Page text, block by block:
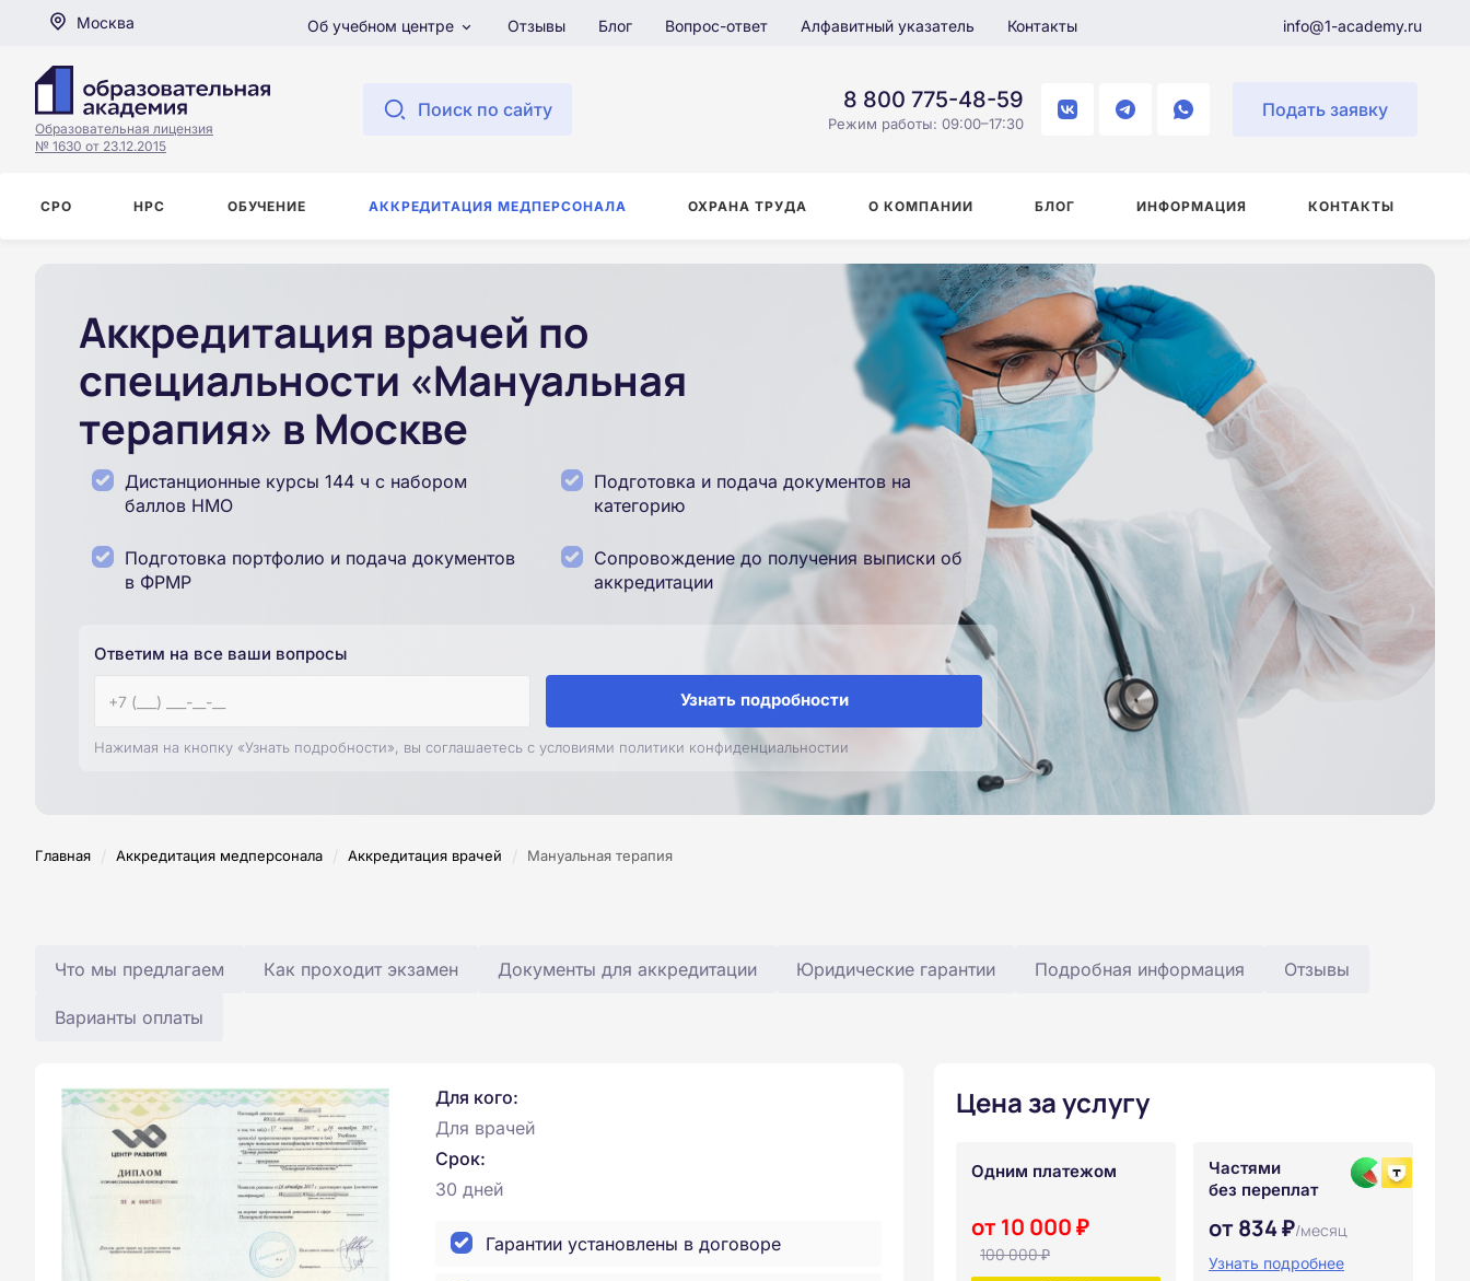
Москва Об учебном центре Отзывы Блог Вопрос-ответ Алфавитный указатель Контакты info@1-academy.ru
Образовательная лицензия
№ 1630 от 23.12.2015
Поиск по сайту 8 800 775-48-59
Режим работы: 09:00–17:30
Подать заявку
СРО НРС ОБУЧЕНИЕ АККРЕДИТАЦИЯ МЕДПЕРСОНАЛА ОХРАНА ТРУДА О КОМПАНИИ БЛОГ ИНФОРМАЦИЯ КОНТАКТЫ
Аккредитация врачей по
специальности «Мануальная
терапия» в Москве
Дистанционные курсы 144 ч с набором
баллов НМО
Подготовка и подача документов на
категорию
Подготовка портфолио и подача документов
в ФРМР
Сопровождение до получения выписки об
аккредитации
Ответим на все ваши вопросы
Узнать подробности
Нажимая на кнопку «Узнать подробности», вы соглашаетесь с условиями политики конфиденциальностии
Главная / Аккредитация медперсонала / Аккредитация врачей / Мануальная терапия
Что мы предлагаем Как проходит экзамен Документы для аккредитации Юридические гарантии Подробная информация Отзывы
Варианты оплаты
Для кого:
Для врачей
Срок:
30 дней
Гарантии установлены в договоре
Цена за услугу
Одним платежом
от 10 000 ₽
100 000 ₽
Частями
без переплат
от 834 ₽/месяц
Узнать подробнее